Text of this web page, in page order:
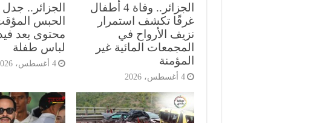
الجزائر.. وفاة 4 أطفال
غرقًا تكشف استمرار
نزيف الأرواح في
المجمعات المائية غير
المؤمنة
4 أغسطس، 2026
الجزائر..
الحبس
محتوى بعد
لباس طفلة
4 أغسطس، 2026